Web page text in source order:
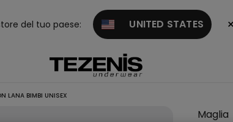
del tuo paese: UNITED STATES ×
LANA BIMBI UNISEX
Maglia